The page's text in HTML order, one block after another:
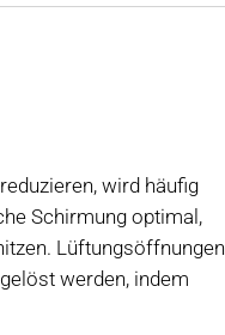
wird häufig
Schirmung optimal,
Lüftungsöffnungen
werden, indem